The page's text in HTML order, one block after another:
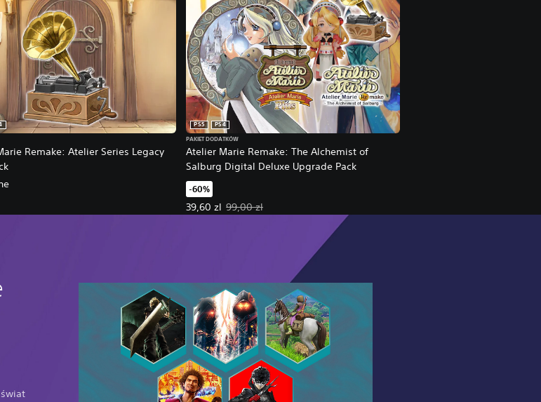
Remake: Atelier Series Legacy
Atelier Marie Remake: The Alchemist of
Salburg Digital Deluxe Upgrade Pack
PS5
PS4
PAKIET DODATKÓW
-60%
39,60 zl
Oferowana cena: 39,60 zl. Pierwotna cena: 99,00 zl.
99,00 zl